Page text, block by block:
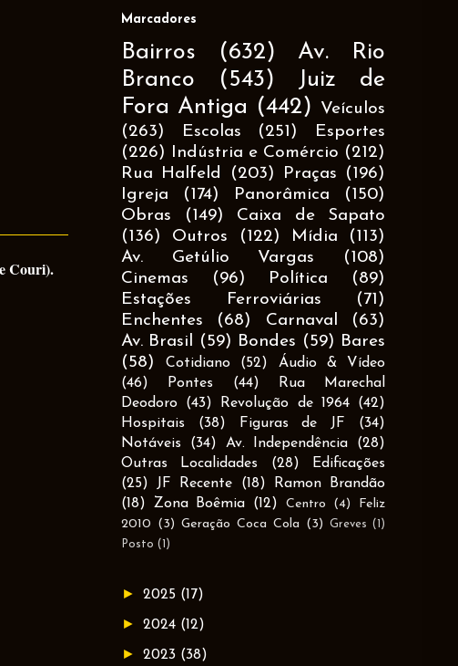
Couri).
Marcadores
Bairros (632)
Av. Rio
Branco
(543)
Juiz de
Fora Antiga (442)
Veículos
(263)
Escolas (251)
Esportes
(226)
Indústria e Comércio (212)
Rua Halfeld
(203) Praças
(196)
Igreja
(174) Panorâmica
(150)
Obras
(149)
Caixa de Sapato
(136)
Outros (122) Mídia
(113)
Av. Getúlio Vargas
(108)
Cinemas
(96) Política
(89)
Estações Ferroviárias
(71)
Enchentes
(68) Carnaval
(63)
Av. Brasil
(59) Bondes (59) Bares
(58)
Cotidiano (52)
Áudio & Vídeo
(46)
Pontes (44)
Rua Marechal
Deodoro
(43) Revolução de 1964
(42)
Hospitais
(38) Figuras de JF
(34)
Notáveis
(34) Av. Independência
(28)
Outras Localidades
(28)
Edificações
(25)
JF Recente (18)
Ramon Brandão
(18)
Zona Boêmia (12) Centro (4)
Feliz
2010 (3) Geração Coca Cola (3) Greves (1)
Posto (1)
► 2025 (17)
► 2024 (12)
► 2023 (38)